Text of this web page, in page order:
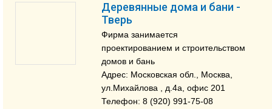
Деревянные дома и бани -
Тверь
Фирма занимается
проектированием и строительством
домов и бань
Адрес: Московская обл., Москва,
ул.Михайлова , д.4a, офис 201
Телефон: 8 (920) 991-75-08